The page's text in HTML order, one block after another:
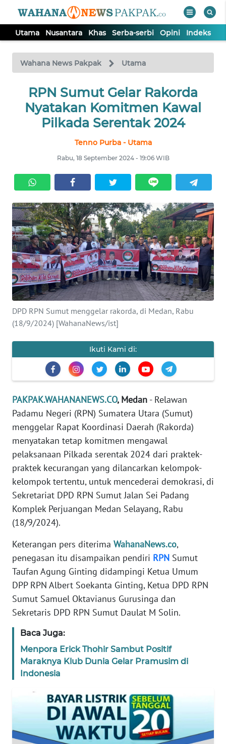
Utama Nusantara Khas Serba-serbi Opini Indeks
Wahana News Pakpak Utama
RPN Sumut Gelar Rakorda
Nyatakan Komitmen Kawal
Pilkada Serentak 2024
Tenno Purba - Utama
Rabu, 18 September 2024 - 19:06 WIB
DPD RPN Sumut menggelar rakorda, di Medan, Rabu
(18/9/2024) [WahanaNews/ist]
Ikuti Kami di:
PAKPAK.WAHANANEWS.CO, Medan - Relawan
Padamu Negeri (RPN) Sumatera Utara (Sumut)
menggelar Rapat Koordinasi Daerah (Rakorda)
menyatakan tetap komitmen mengawal
pelaksanaan Pilkada serentak 2024 dari praktek-
praktek kecurangan yang dilancarkan kelompok-
kelompok tertentu, untuk mencederai demokrasi, di
Sekretariat DPD RPN Sumut Jalan Sei Padang
Komplek Perjuangan Medan Selayang, Rabu
(18/9/2024).
Keterangan pers diterima WahanaNews.co,
penegasan itu disampaikan pendiri RPN Sumut
Taufan Agung Ginting didampingi Ketua Umum
DPP RPN Albert Soekanta Ginting, Ketua DPD RPN
Sumut Samuel Oktavianus Gurusinga dan
Sekretaris DPD RPN Sumut Daulat M Solin.
Baca Juga:
Menpora Erick Thohir Sambut Positif
Maraknya Klub Dunia Gelar Pramusim di
Indonesia
TV
Tutup
UTAMA
NUSANTARA
SERBA-
SERBI
OPINI
Informasi
INDEKS
BERITA
KONTAK
KAMI
INFO
PEDOMAN
MEDIA
SIBER
DISCLAIMER
Wahana
Regional
WN
SUMUT
JAKARTA
WN
JABAR
WN